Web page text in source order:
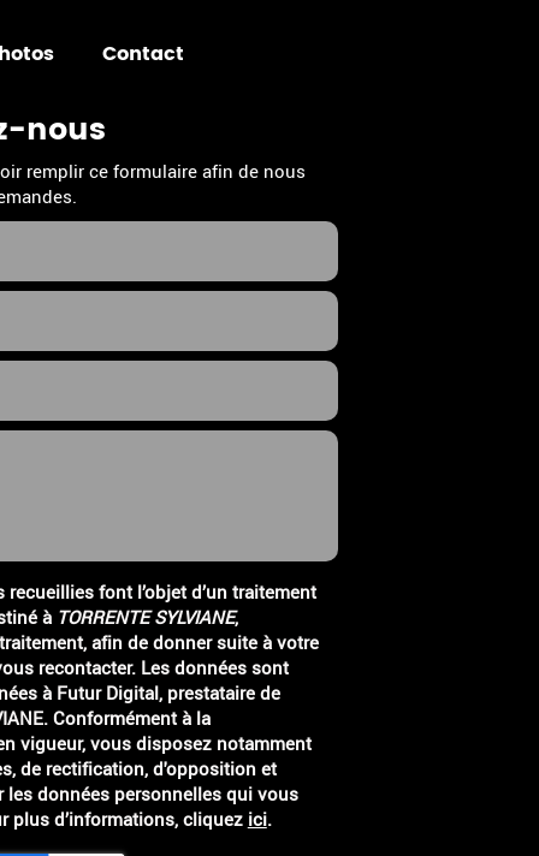
Contact
nous
remplir ce formulaire afin de nous
font l’objet d’un traitement
à
TORRENTE SYLVIANE,
afin de donner suite à votre
recontacter. Les données sont
à Futur Digital, prestataire de
vigueur, vous disposez notamment
de rectification, d'opposition et
les données personnelles qui vous
plus d’informations, cliquez ici.